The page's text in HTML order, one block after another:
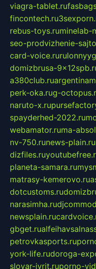
viagra-tablet.ru
fincontech.ru
rebus-toys.ruminelab-
seo-prodvizhenie-
card-voice.ru
domizbrusa-
a380club.ru
perk-oka.rug-
naruto-x.ru
spayderhed-2022.ru
webamator.ruma-
nv-750.runews-plain.ru
dizfiles.ru
planeta-samara.ru
matrasy-kemerovo.ru
dotcustoms.ru
narasimha.ru
newsplain.ru
gbget.ru
petrovkasports.ru
york-life.rudoroga-
slovar-ivrit.ruporno-